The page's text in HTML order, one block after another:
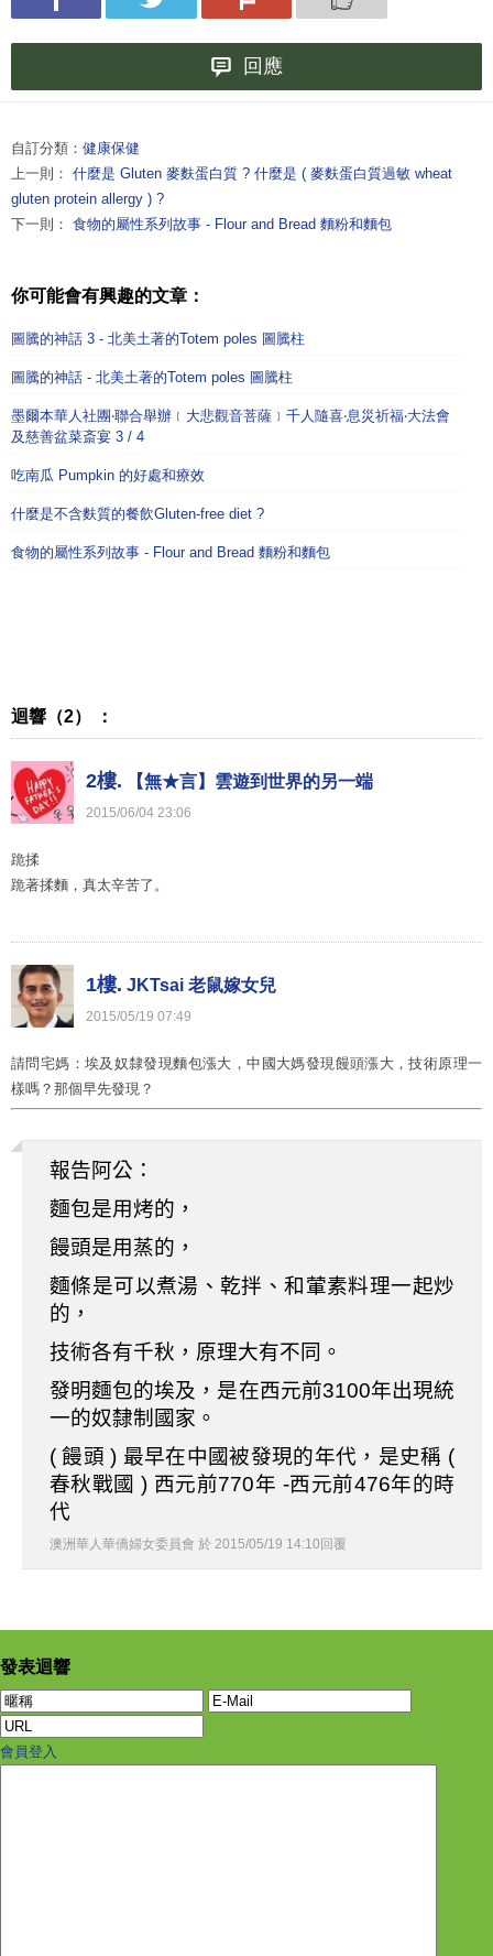
回應
自訂分類： 健康保健
上一則： 什麼是 Gluten 麥麩蛋白質 ? 什麼是 ( 麥麩蛋白質過敏 wheat
gluten protein allergy ) ?
下一則： 食物的屬性系列故事 - Flour and Bread 麵粉和麵包
你可能會有興趣的文章：
圖騰的神話 3 - 北美土著的Totem poles 圖騰柱
圖騰的神話 - 北美土著的Totem poles 圖騰柱
墨爾本華人社團‧聯合舉辦﹝大悲觀音菩薩﹞千人隨喜‧息災祈福‧大法會
及慈善盆菜斎宴 3 / 4
吃南瓜 Pumpkin 的好處和療效
什麼是不含麩質的餐飲Gluten-free diet ?
食物的屬性系列故事 - Flour and Bread 麵粉和麵包
迴響（2） ：
2樓. 【無★言】雲遊到世界的另一端
2015/06/04 23:06
跪揉
跪著揉麵，真太辛苦了。
1樓. JKTsai 老鼠嫁女兒
2015/05/19 07:49
請問宅媽：埃及奴隸發現麵包漲大，中國大媽發現饅頭漲大，技術原理一
樣嗎？那個早先發現？
報告阿公：
麵包是用烤的，
饅頭是用蒸的，
麵條是可以煮湯、乾拌、和葷素料理一起炒
的，
技術各有千秋，原理大有不同。
發明麵包的埃及，是在西元前3100年出現統
一的奴隸制國家。
(饅頭 ) 最早在中國被發現的年代，是史稱 (
春秋戰國 ) 西元前770年 -西元前476年的時
代
澳洲華人華僑婦女委員會 於 2015/05/19 14:10 回覆
發表迴響
會員登入